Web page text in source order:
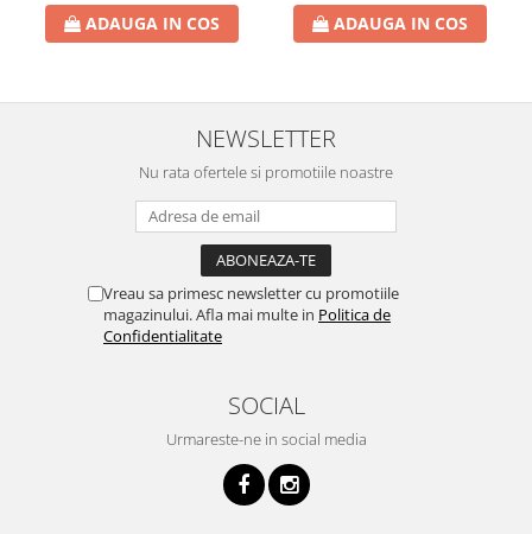
ADAUGA IN COS ADAUGA IN COS
NEWSLETTER
Nu rata ofertele si promotiile noastre
Vreau sa primesc newsletter cu promotiile
magazinului. Afla mai multe in Politica de
Confidentialitate
SOCIAL
Urmareste-ne in social media